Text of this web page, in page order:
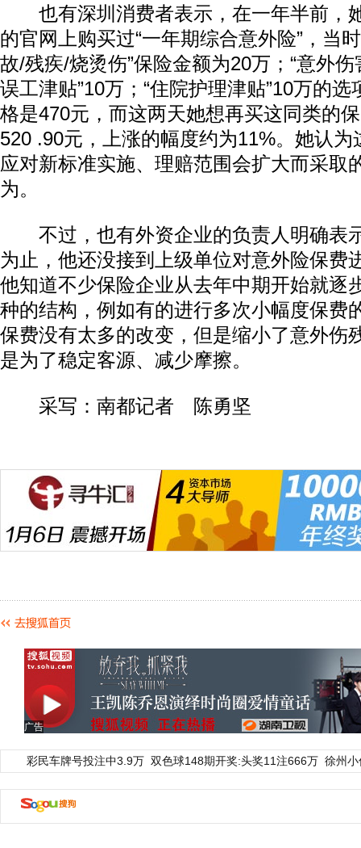
也有深圳消费者表示，在一年半前，
的官网上购买过“一年期综合意外险”，当
故/残疾/烧烫伤”保险金额为20万；“意外伤
误工津贴”10万；“住院护理津贴”10万的
格是470元，而这两天她想再买这同类的
520 .90元，上涨的幅度约为11%。她认为
应对新标准实施、理赔范围会扩大而采取
为。
不过，也有外资企业的负责人明确表
为止，他还没接到上级单位对意外险保费
他知道不少保险企业从去年中期开始就逐
种的结构，例如有的进行多次小幅度保费
保费没有太多的改变，但是缩小了意外伤
是为了稳定客源、减少摩擦。
采写：南都记者 陈勇坚
广告
彩民车牌号投注中3.9万 双色球148期开奖:头奖11注666万 徐州